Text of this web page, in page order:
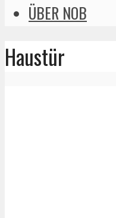
ÜBER NOB
Haustür